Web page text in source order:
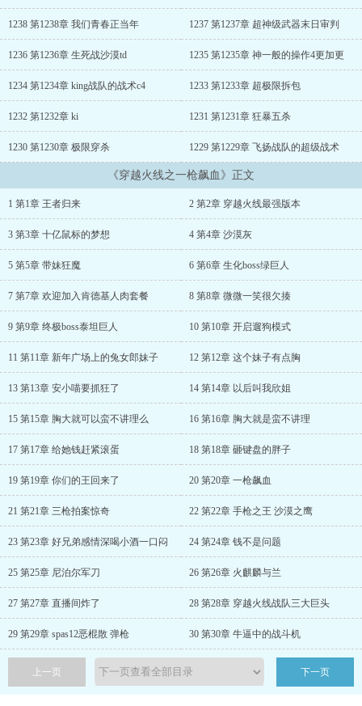
1238 第1238章 我们青春正当年 1237 第1237章 超神级武器末日审判
1236 第1236章 生死战沙漠td 1235 第1235章 神一般的操作4更加更
1234 第1234章 king战队的战术c4 1233 第1233章 超极限拆包
1232 第1232章 ki 1231 第1231章 狂暴五杀
1230 第1230章 极限穿杀 1229 第1229章 飞扬战队的超级战术
《穿越火线之一枪飙血》正文
1 第1章 王者归来 2 第2章 穿越火线最强版本
3 第3章 十亿鼠标的梦想 4 第4章 沙漠灰
5 第5章 带妹狂魔 6 第6章 生化boss绿巨人
7 第7章 欢迎加入肯德基人肉套餐 8 第8章 微微一笑很欠揍
9 第9章 终极boss泰坦巨人 10 第10章 开启遛狗模式
11 第11章 新年广场上的兔女郎妹子 12 第12章 这个妹子有点胸
13 第13章 安小喵要抓狂了 14 第14章 以后叫我欣姐
15 第15章 胸大就可以蛮不讲理么 16 第16章 胸大就是蛮不讲理
17 第17章 给她钱赶紧滚蛋 18 第18章 砸键盘的胖子
19 第19章 你们的王回来了 20 第20章 一枪飙血
21 第21章 三枪拍案惊奇 22 第22章 手枪之王 沙漠之鹰
23 第23章 好兄弟感情深喝小酒一口闷 24 第24章 钱不是问题
25 第25章 尼泊尔军刀 26 第26章 火麒麟与兰
27 第27章 直播间炸了 28 第28章 穿越火线战队三大巨头
29 第29章 spas12恶棍散 弹枪 30 第30章 牛逼中的战斗机
上一页 下一页